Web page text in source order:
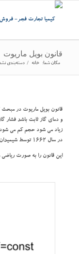
قانون بویل ماریوت
مکان شما: خانه / دسته‌بندی
قانون بویل ماریوت در
و دمای گاز ثابت باشد فشار
زیاد می شود حجم کم می
در سال 1662 توسط شیمیدان رابرت بویل انگلیسی درسال 1662 ارائه شده است.
این قانون را به صورت ریاضی